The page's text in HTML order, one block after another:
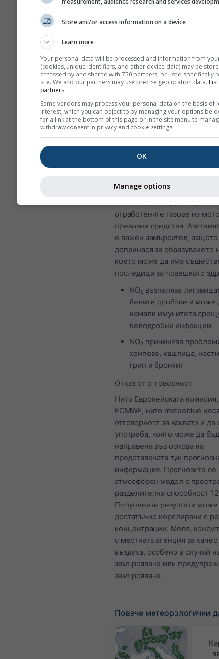
да допринесат за
Децата, възрастните
страдащите от астма са
чувствителни към
SO₂.
Азотен диоксид (NO₂)е
кафяв газ с характерна
дразнеща миризма и е
замърсител на въздуха.
източник на азотен диоксид
въглища, петрол и газ.
отработените газове на
превозни средства.
е важен замърсител, защото
допринася за образуването
което може да има
последици за човешкото
NO₂ възпалява
белите дробове и може
намали имунитета
белодробни инфекции
NO₂ причинява
хрипове, кашлица,
грип и бронхит
Отказ от отговорност
Нито Европейската
ECMWF, нито meteoblue
отговорност за каквато и да
употреба, която може да
направена въз основа на
представената тук
информация. Прогнозите се
атмосферен модел с
разделителна способност
Получените резултати може
достатъчно корелирани с
концентрации. Моля,
с местната агенция за
въздуха, особено в случай
замърсяване или
замърсяване.
Повече метеорологични
measurement, audience research and services
Store and/or access information on a device
Learn more
Your personal data will be processed and information from
(cookies, unique identifiers, and other device data) may be
accessed by and shared with 750 partners, or used specifically
site. We and our partners may use precise geolocation data.
partners.
Some vendors may process your personal data on the basis of
interest, which you can object to by managing your options
for a link at the bottom of this page or in the site menu to
withdraw consent in privacy and cookie settings.
OK
Manage options